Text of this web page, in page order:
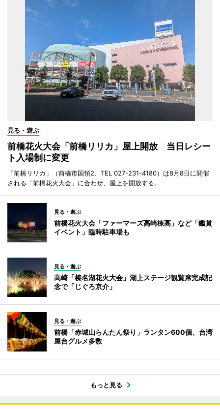
見る・遊ぶ
前橋花火大会「前橋リリカ」屋上開放 当日レシー
ト入場制に変更
「前橋リリカ」（前橋市国領2、TEL 027-231-4180）は8月8日に開催
される「前橋花火大会」に合わせ、屋上を開放する。
見る・遊ぶ
前橋花火大会「ファーマーズ高崎棟高」など「鑑賞
イベント」臨時駐車場も
見る・遊ぶ
高崎「榛名湖花火大会」湖上ステージ観覧席完成記
念で「じぐろ京介」
見る・遊ぶ
前橋「赤城山らんたん祭り」ランタン600個、台湾
屋台グルメ多数
もっと見る